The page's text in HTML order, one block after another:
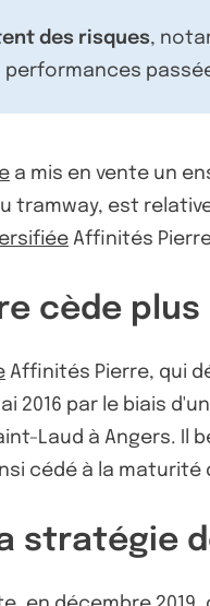
des risques,
performances
a mis en vente un
tramway, est
Affinités
cède plus
Affinités Pierre, qui
2016 par le biais
Laud à Angers.
cédé à la
stratégie